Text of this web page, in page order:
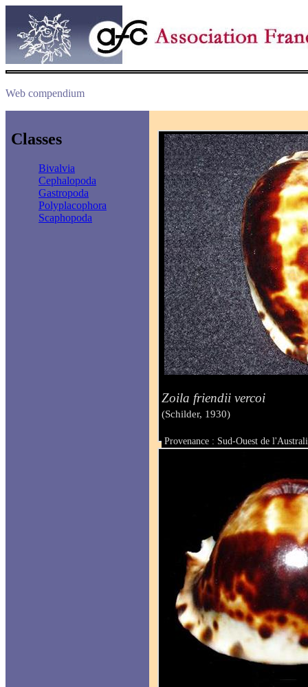
Web compendium
Classes
Bivalvia
Cephalopoda
Gastropoda
Polyplacophora
Scaphopoda
Zoila friendii vercoi
(Schilder, 1930)
Provenance : Sud-Ouest de
Taille : 88 mm